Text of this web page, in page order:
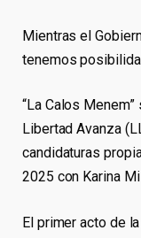
Mientras el
tenemos
“La Calos
Libertad Avanza
candidaturas
2025 con Karina
El primer acto de